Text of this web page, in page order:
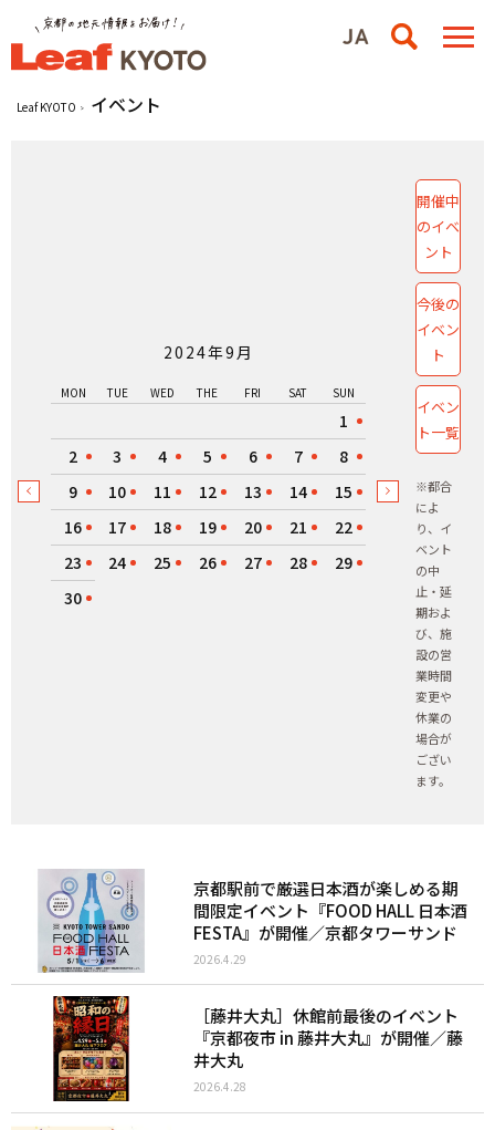
Leaf KYOTO イベント
2024年9月
MON TUE WED THE FRI SAT SUN
1
2
3 4 5 6 7
8
9
10 11 12 13 14
15
16
17 18 19 20 21
22
23
24 25 26 27 28
29
30
開催中
のイベ
ント
今後の
イベン
ト
イベン
ト一覧
※都合
によ
り、イ
ベント
の中
止・延
期およ
び、施
設の営
業時間
変更や
休業の
場合が
ござい
ます。
京都駅前で厳選日本酒が楽しめる期
間限定イベント『FOOD HALL 日本酒
FESTA』が開催／京都タワーサンド
2026.4.29
［藤井大丸］休館前最後のイベント
『京都夜市 in 藤井大丸』が開催／藤
井大丸
2026.4.28